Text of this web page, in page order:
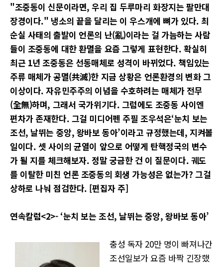
"조중동이 신문이라면, 우리 집 두루마리 화장지는 팔만대
장경이다." 냉소의 끝을 달리는 이 우스개에 뼈가 있다. 최
순실 사태의 출발이 언론의 난(亂)이라는 걸 가늠하는 사람
들이 조중동에 대한 환멸을 요즘 그렇게 표현한다. 확실히
최근 1년 조중동은 선동매체로 성격이 바뀌었다. 책임있는
주류 매체가 공멸(共滅)한 지금 상황은 언론환경의 변화 그
이상이다. 자유민주주의 이념을 수호하려는 매체가 전무
(全無)하며, 그래서 국가위기다. 그럼에도 조중동 사이엔
편차가 존재한다. 그걸 미디어펜 주필 조우석은‘눈치 보는
조선, 날뛰는 중앙, 왕바보 동아’이라고 규정했는데, 지켜볼
일이다. 셋 사이의 균열이 앞으로 어떻게 탄핵정국의 변수
가 될 지를 체크해보자. 정말 궁금한 건 이 질문이다. 궤도
를 이탈한 미친 언론 조중동의 회생 가능성은 없는가? 그걸
상하로 나눠 점검한다. [편집자 주]
연속칼럼<2>- ‘눈치 보는 조선, 날뛰는 중앙, 왕바보 동아’
충성 독자 20만 명이 빠져나간
조선일보가 요즘 바짝 긴장했